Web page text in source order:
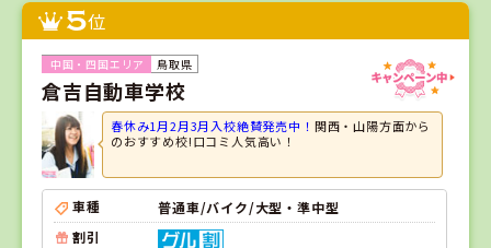
5位
鳥取県
倉吉自動車学校
春休み1月2月3月入校絶賛発売中！ 関西・山陽方面から
のおすすめ校!口コミ人気高い！
車種
普通車/バイク/大型・準中型
割引